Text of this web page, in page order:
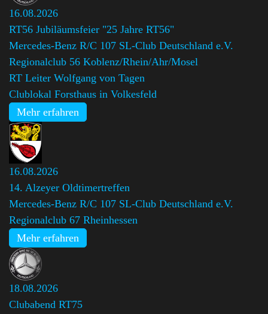
16.08.2026
RT56 Jubiläumsfeier "25 Jahre RT56"
Mercedes-Benz R/C 107 SL-Club Deutschland e.V.
Regionalclub 56 Koblenz/Rhein/Ahr/Mosel
RT Leiter Wolfgang von Tagen
Clublokal Forsthaus in Volkesfeld
Mehr erfahren
16.08.2026
14. Alzeyer Oldtimertreffen
Mercedes-Benz R/C 107 SL-Club Deutschland e.V.
Regionalclub 67 Rheinhessen
Mehr erfahren
18.08.2026
Clubabend RT75